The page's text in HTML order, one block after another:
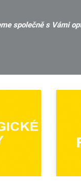
společně s Vámi